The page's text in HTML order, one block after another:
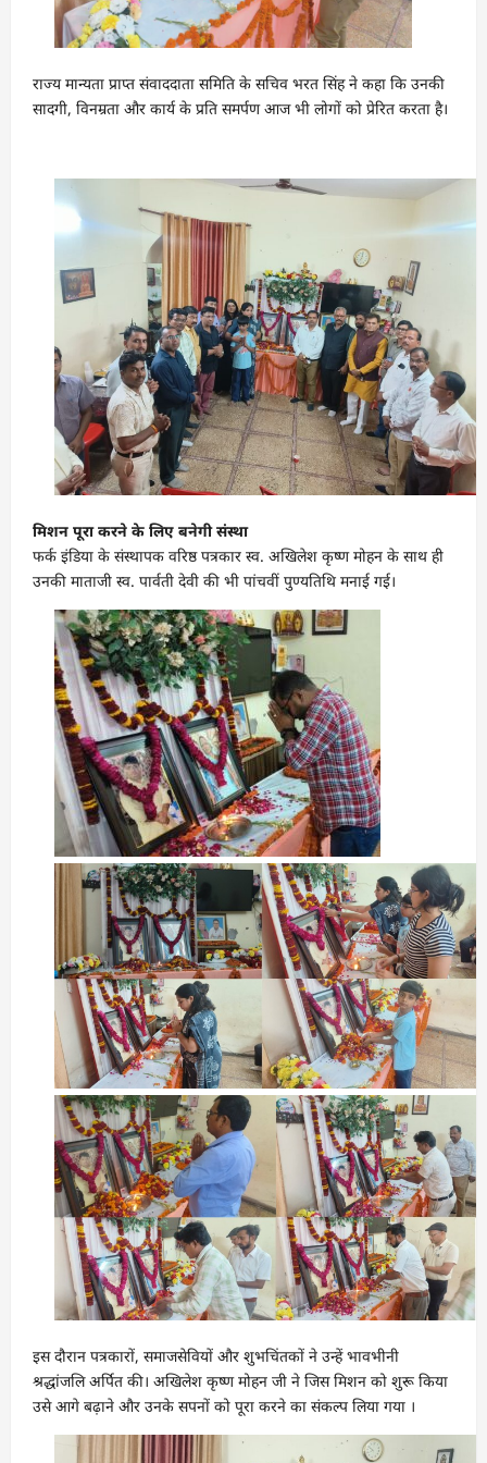
राज्य मान्यता प्राप्त संवाददाता समिति के सचिव भरत सिंह ने कहा कि उनकी
सादगी, विनम्रता और कार्य के प्रति समर्पण आज भी लोगों को प्रेरित करता है।
मिशन पूरा करने के लिए बनेगी संस्था
फर्क इंडिया के संस्थापक वरिष्ठ पत्रकार स्व. अखिलेश कृष्ण मोहन के साथ ही
उनकी माताजी स्व. पार्वती देवी की भी पांचवीं पुण्यतिथि मनाई गई।
इस दौरान पत्रकारों, समाजसेवियों और शुभचिंतकों ने उन्हें भावभीनी
श्रद्धांजलि अर्पित की। अखिलेश कृष्ण मोहन जी ने जिस मिशन को शुरू किया
उसे आगे बढ़ाने और उनके सपनों को पूरा करने का संकल्प लिया गया ।